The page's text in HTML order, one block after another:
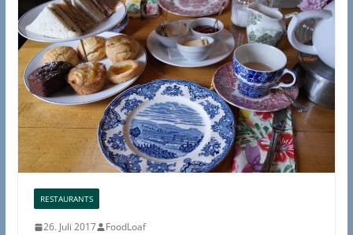
RESTAURANTS
26. Juli 2017 FoodLoaf